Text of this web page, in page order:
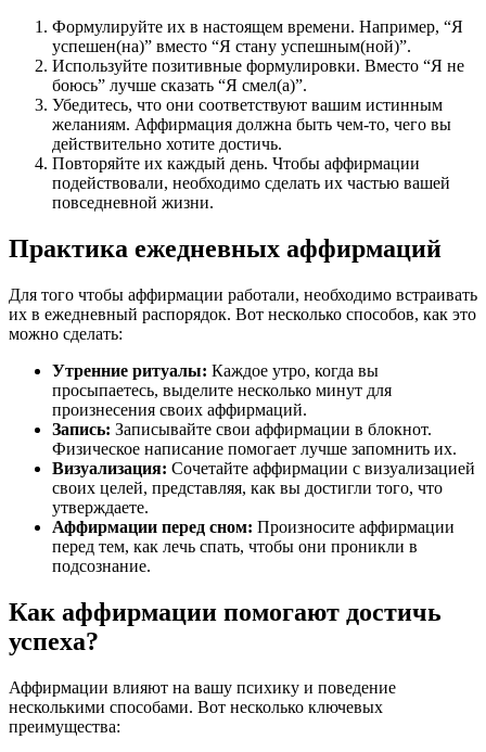
Формулируйте их в настоящем времени. Например, “Я
успешен(на)” вместо “Я стану успешным(ной)”.
Используйте позитивные формулировки. Вместо “Я не
боюсь” лучше сказать “Я смел(а)”.
Убедитесь, что они соответствуют вашим истинным
желаниям. Аффирмация должна быть чем-то, чего вы
действительно хотите достичь.
Повторяйте их каждый день. Чтобы аффирмации
подействовали, необходимо сделать их частью вашей
повседневной жизни.
Практика ежедневных аффирмаций
Для того чтобы аффирмации работали, необходимо встраивать
их в ежедневный распорядок. Вот несколько способов, как это
можно сделать:
Утренние ритуалы: Каждое утро, когда вы
просыпаетесь, выделите несколько минут для
произнесения своих аффирмаций.
Запись: Записывайте свои аффирмации в блокнот.
Физическое написание помогает лучше запомнить их.
Визуализация: Сочетайте аффирмации с визуализацией
своих целей, представляя, как вы достигли того, что
утверждаете.
Аффирмации перед сном: Произносите аффирмации
перед тем, как лечь спать, чтобы они проникли в
подсознание.
Как аффирмации помогают достичь
успеха?
Аффирмации влияют на вашу психику и поведение
несколькими способами. Вот несколько ключевых
преимущества: